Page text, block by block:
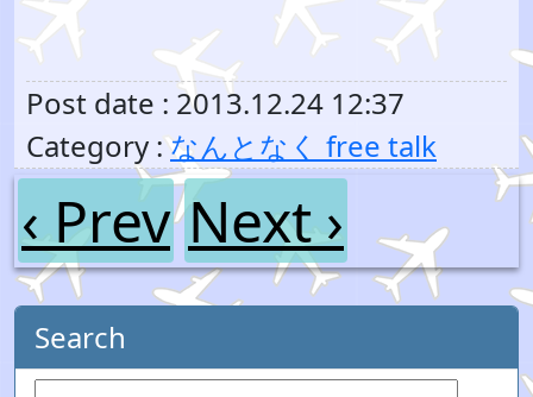
Post date : 2013.12.24 12:37
Category : なんとなく free talk
‹ Prev Next ›
Search